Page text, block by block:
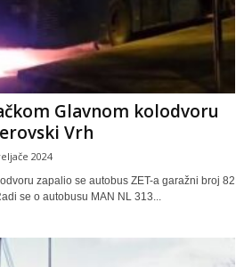
Glavnom kolodvoru
Vrh
2024
zapalio se autobus ZET-a garažni broj 82
se o autobusu MAN NL 313...